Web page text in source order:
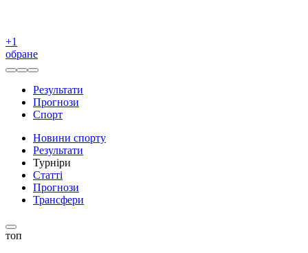
+1
обране
Результати
Прогнози
Спорт
Новини спорту
Результати
Турніри
Статті
Прогнози
Трансфери
топ